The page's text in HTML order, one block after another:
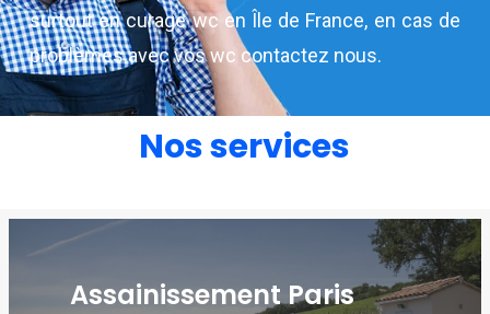
surtout en curage wc en Île de France, en cas de
problèmes avec vos wc contactez nous.
Nos services
Assainissement Paris